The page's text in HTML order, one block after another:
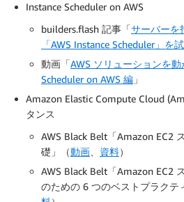
Instance Scheduler on AWS
builders.flash 記事「サーバーを
「AWS Instance Scheduler」を
動画「AWS ソリューションを
Scheduler on AWS 編 」
Amazon Elastic Compute Cloud
タンス
AWS Black Belt「Amazon EC2
礎」（動画 資料）
AWS Black Belt「Amazon EC2
のための 6 つのベストプラクテ